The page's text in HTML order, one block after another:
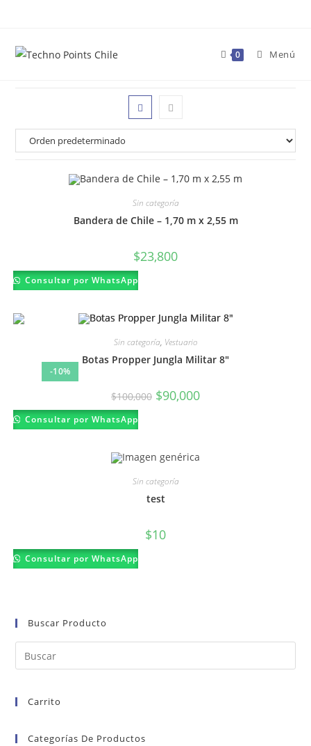
contenido
0 Menú
Sin categoría
Bandera de Chile – 1,70 m x 2,55 m
$23,800
Consultar por WhatsApp
-10%
Sin categoría, Vestuario
Botas Propper Jungla Militar 8″
$100,000 El
precio
$90,000El
Consultar por WhatsApp
Sin categoría
test
$10
Consultar por WhatsApp
Buscar Producto
Carrito
Categorías De Productos